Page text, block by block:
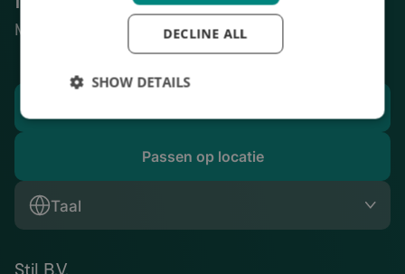
Mechanische stabilisatie van tremor.
Passen op locatie
Taal
DECLINE ALL
SHOW DETAILS